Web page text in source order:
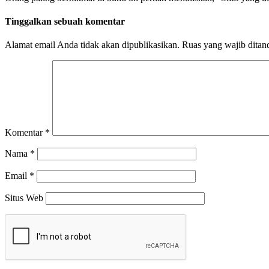
Tinggalkan sebuah komentar
Alamat email Anda tidak akan dipublikasikan. Ruas yang wajib
Komentar *
Nama *
Email *
Situs Web